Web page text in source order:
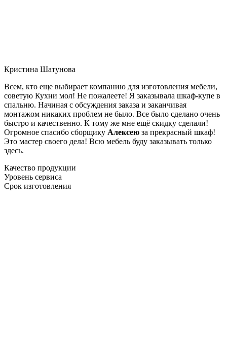
Кристина Шатунова
Всем, кто еще выбирает компанию для изготовления мебели,
советую Кухни мол! Не пожалеете! Я заказывала шкаф-купе в
спальню. Начиная с обсуждения заказа и заканчивая
монтажом никаких проблем не было. Все было сделано очень
быстро и качественно. К тому же мне ещё скидку сделали!
Огромное спасибо сборщику Алексею за прекрасный шкаф!
Это мастер своего дела! Всю мебель буду заказывать только
здесь.
Качество продукции
Уровень сервиса
Срок изготовления